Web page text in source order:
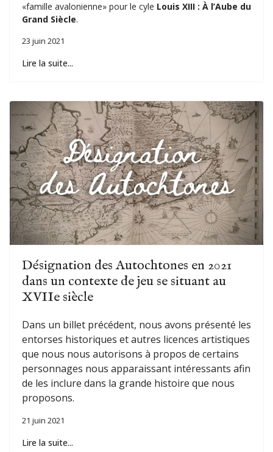
«famille avalonienne» pour le cyle Louis XIII : À l’Aube du
Grand Siècle.
23 juin 2021
Lire la suite...
Désignation des Autochtones en 2021
dans un contexte de jeu se situant au
XVIIe siècle
Dans un billet précédent, nous avons présenté les
entorses historiques et autres licences artistiques
que nous nous autorisons à propos de certains
personnages nous apparaissant intéressants afin
de les inclure dans la grande histoire que nous
proposons.
21 juin 2021
Lire la suite...